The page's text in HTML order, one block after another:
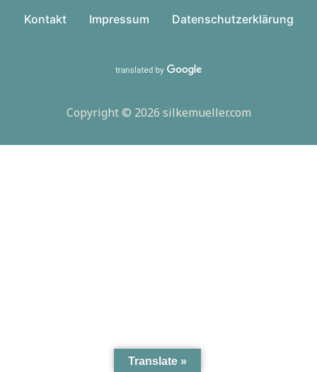
Kontakt Impressum Datenschutzerklärung
Copyright © 2026 silkemueller.com
Translate »